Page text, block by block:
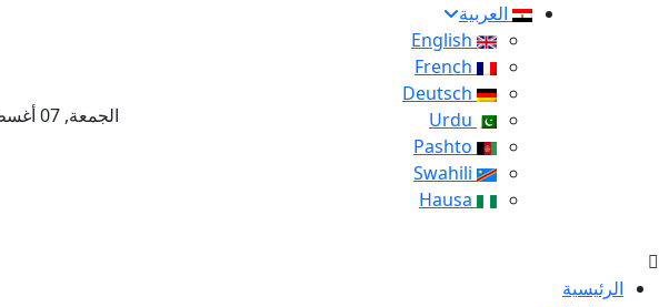
العربية
الجمعة, 07 أغسطس 2026 – 24 صفر 1448 هـ
الرئيسية